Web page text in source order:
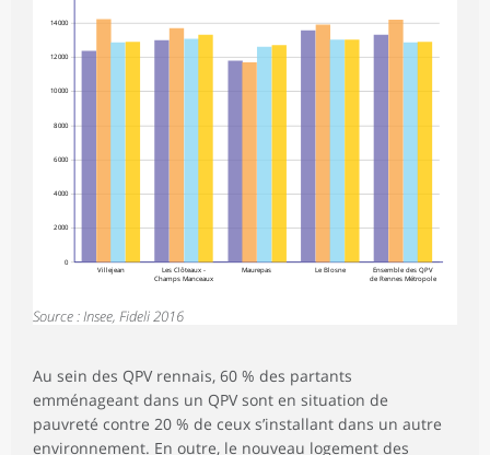
0
2 000
4 000
6 000
8 000
10 000
12 000
14 000
Villejean
Les Clôteaux -
Champs Manceaux
Maurepas Le Blosne
Ensemble des QPV
de Rennes Métropole
Source : Insee, Fideli 2016
Au sein des QPV rennais, 60 % des partants
emménageant dans un QPV sont en situation de
pauvreté contre 20 % de ceux s’installant dans un autre
environnement. En outre, le nouveau logement des